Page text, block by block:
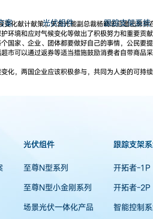
案 光伏组件 跟踪支架系统
化献计献策。天合光能副总裁杨晓忠应邀出席并
境和应对气候变化等做出了积极努力和重要
家、企业、团体都要做好自己的事情，公民
可以通过返券等适当措施鼓励消费者自带商
，两国企业应该积极参与，共同为人类的可持续
光伏组件
至尊N型系列
至尊N型小金刚系列
场景光伏一体化产品
跟踪支架
开拓者-1P
开拓者-2P
智能控制